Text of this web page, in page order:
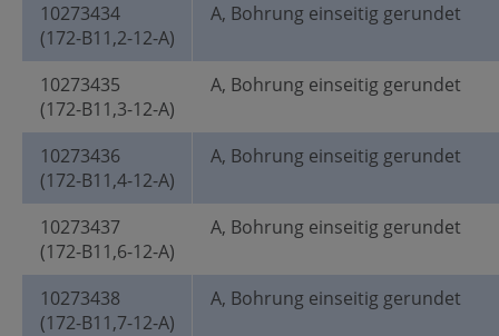
10273434
(172-B11,2-12-A)
A, Bohrung einseitig gerundet
10273435
(172-B11,3-12-A)
A, Bohrung einseitig gerundet
10273436
(172-B11,4-12-A)
A, Bohrung einseitig gerundet
10273437
(172-B11,6-12-A)
A, Bohrung einseitig gerundet
10273438
(172-B11,7-12-A)
A, Bohrung einseitig gerundet